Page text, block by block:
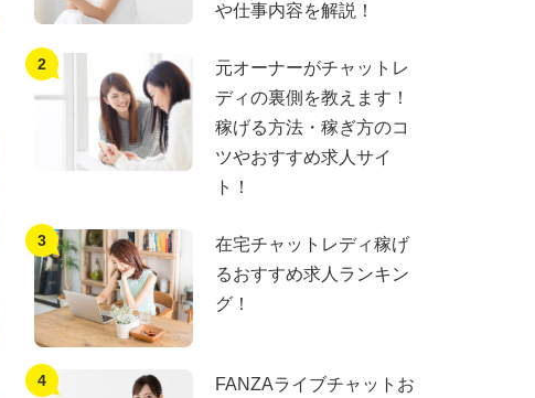
や仕事内容を解説！
元オーナーがチャットレ
ディの裏側を教えます！
稼げる方法・稼ぎ方のコ
ツやおすすめ求人サイ
ト！
在宅チャットレディ稼げ
るおすすめ求人ランキン
グ！
FANZAライブチャットお